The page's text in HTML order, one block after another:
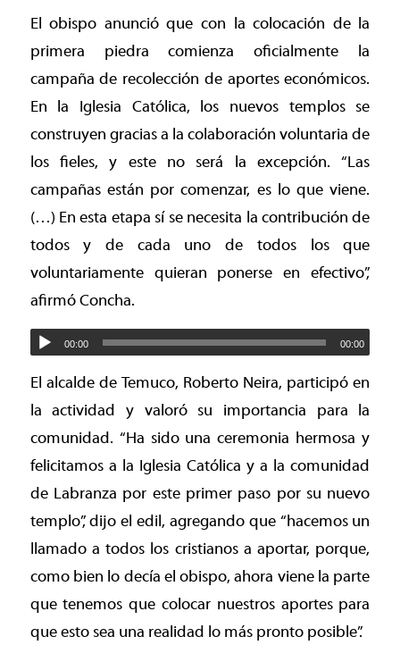
El obispo anunció que con la colocación de la
primera piedra comienza oficialmente la
campaña de recolección de aportes económicos.
En la Iglesia Católica, los nuevos templos se
construyen gracias a la colaboración voluntaria de
los fieles, y este no será la excepción. “Las
campañas están por comenzar, es lo que viene.
(…) En esta etapa sí se necesita la contribución de
todos y de cada uno de todos los que
voluntariamente quieran ponerse en efectivo”,
afirmó Concha.
00:00 00:00
El alcalde de Temuco, Roberto Neira, participó en
la actividad y valoró su importancia para la
comunidad. “Ha sido una ceremonia hermosa y
felicitamos a la Iglesia Católica y a la comunidad
de Labranza por este primer paso por su nuevo
templo”, dijo el edil, agregando que “hacemos un
llamado a todos los cristianos a aportar, porque,
como bien lo decía el obispo, ahora viene la parte
que tenemos que colocar nuestros aportes para
que esto sea una realidad lo más pronto posible”.